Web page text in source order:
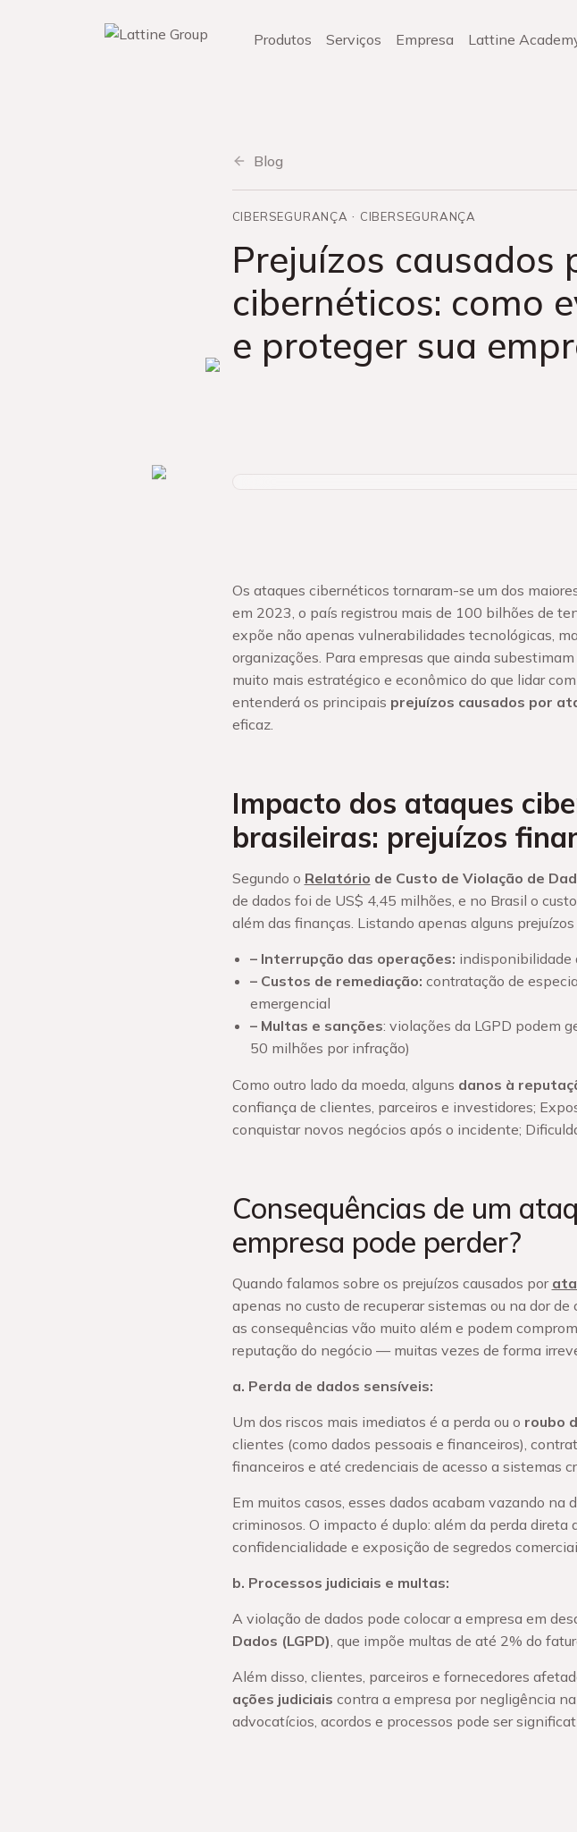
Produtos Serviços Empresa Lattine
Blog
CIBERSEGURANÇA CIBERSEGURANÇA
Prejuízos causados
cibernéticos: como
e proteger sua
Os ataques cibernéticos tornaram-se um dos
em 2023, o país registrou mais de 100 bilhões de
expõe não apenas vulnerabilidades tecnológicas,
organizações. Para empresas que ainda
muito mais estratégico e econômico do que lidar
entenderá os principais prejuízos causados por
eficaz.
Impacto dos ataques
brasileiras: prejuízos
Segundo o Relatório de Custo de Violação de
de dados foi de US$ 4,45 milhões, e no Brasil o
além das finanças. Listando apenas alguns
– Interrupção das operações: indisponibilidade
– Custos de remediação: contratação de
emergencial
– Multas e sanções: violações da LGPD podem
50 milhões por infração)
Como outro lado da moeda, alguns danos à
confiança de clientes, parceiros e investidores;
conquistar novos negócios após o incidente;
Consequências de um
empresa pode perder?
Quando falamos sobre os prejuízos causados por
apenas no custo de recuperar sistemas ou na dor
as consequências vão muito além e podem
reputação do negócio — muitas vezes de forma
a. Perda de dados sensíveis:
Um dos riscos mais imediatos é a perda ou o roubo
clientes (como dados pessoais e financeiros),
financeiros e até credenciais de acesso a sistemas
Em muitos casos, esses dados acabam vazando
criminosos. O impacto é duplo: além da perda
confidencialidade e exposição de segredos
b. Processos judiciais e multas:
A violação de dados pode colocar a empresa em
Dados (LGPD), que impõe multas de até 2% do
Além disso, clientes, parceiros e fornecedores
ações judiciais contra a empresa por negligência
advocatícios, acordos e processos pode ser